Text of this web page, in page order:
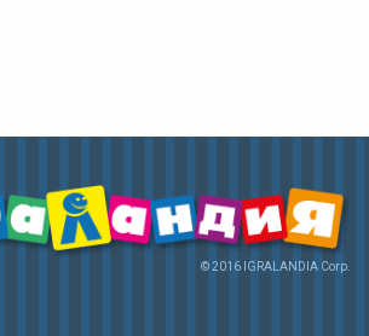
© 2016 IGRALANDIA Corp.